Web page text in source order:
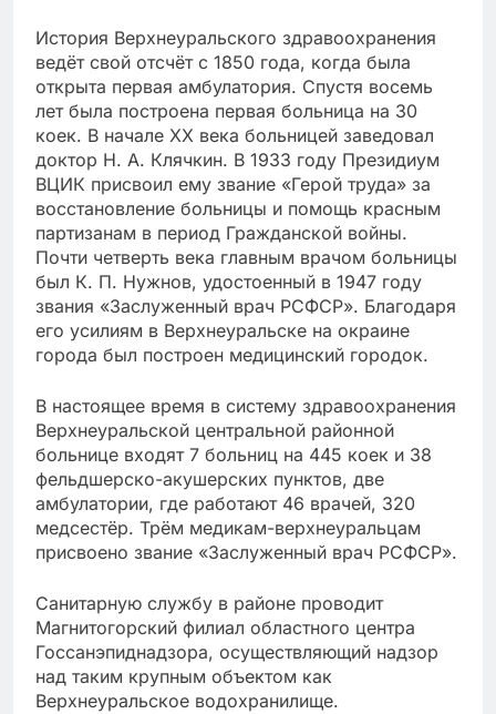
История Верхнеуральского здравоохранения
ведёт свой отсчёт с 1850 года, когда была
открыта первая амбулатория. Спустя восемь
лет была построена первая больница на 30
коек. В начале XX века больницей заведовал
доктор Н. А. Клячкин. В 1933 году Президиум
ВЦИК присвоил ему звание «Герой труда» за
восстановление больницы и помощь красным
партизанам в период Гражданской войны.
Почти четверть века главным врачом больницы
был К. П. Нужнов, удостоенный в 1947 году
звания «Заслуженный врач РСФСР». Благодаря
его усилиям в Верхнеуральске на окраине
города был построен медицинский городок.
В настоящее время в систему здравоохранения
Верхнеуральской центральной районной
больнице входят 7 больниц на 445 коек и 38
фельдшерско-акушерских пунктов, две
амбулатории, где работают 46 врачей, 320
медсестёр. Трём медикам-верхнеуральцам
присвоено звание «Заслуженный врач РСФСР».
Санитарную службу в районе проводит
Магнитогорский филиал областного центра
Госсанэпиднадзора, осуществляющий надзор
над таким крупным объектом как
Верхнеуральское водохранилище.